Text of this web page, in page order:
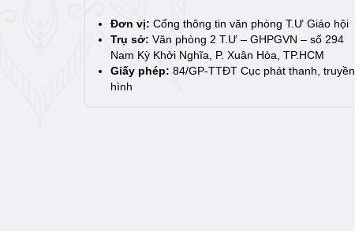
Đơn vị: Cổng thông tin văn phòng T.Ư Giáo hội
Trụ sở: Văn phòng 2 T.Ư – GHPGVN – số 294
Nam Kỳ Khởi Nghĩa, P. Xuân Hòa, TP.HCM
Giấy phép: 84/GP-TTĐT Cục phát thanh, truyền
hình